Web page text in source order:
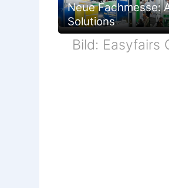
Neue Fachmesse:
Solutions
Bild: Easyfairs